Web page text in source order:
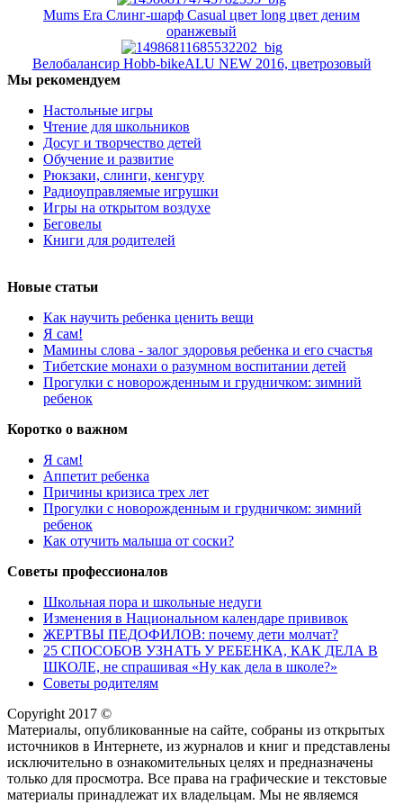
Mums Era Слинг-шарф Casual цвет long цвет деним
оранжевый
Велобалансир Hobb-bikeALU NEW 2016, цветрозовый
Мы рекомендуем
Настольные игры
Чтение для школьников
Досуг и творчество детей
Обучение и развитие
Рюкзаки, слинги, кенгуру
Радиоуправляемые игрушки
Игры на открытом воздухе
Беговелы
Книги для родителей
Новые статьи
Как научить ребенка ценить вещи
Я сам!
Мамины слова - залог здоровья ребенка и его счастья
Тибетские монахи о разумном воспитании детей
Прогулки с новорожденным и грудничком: зимний
ребенок
Коротко о важном
Я сам!
Аппетит ребенка
Причины кризиса трех лет
Прогулки с новорожденным и грудничком: зимний
ребенок
Как отучить малыша от соски?
Советы профессионалов
Школьная пора и школьные недуги
Изменения в Национальном календаре прививок
ЖЕРТВЫ ПЕДОФИЛОВ: почему дети молчат?
25 СПОСОБОВ УЗНАТЬ У РЕБЕНКА, КАК ДЕЛА В
ШКОЛЕ, не спрашивая «Ну как дела в школе?»
Советы родителям
Copyright 2017 ©
Материалы, опубликованные на сайте, собраны из открытых
источников в Интернете, из журналов и книг и представлены
исключительно в ознакомительных целях и предназначены
только для просмотра. Все права на графические и текстовые
материалы принадлежат их владельцам. Мы не являемся